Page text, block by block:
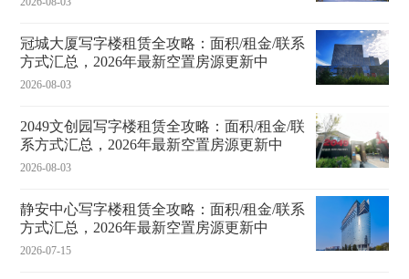
冠城大厦写字楼租赁全攻略：面积/租金/联系
方式汇总，2026年最新空置房源更新中
2026-08-03
2049文创园写字楼租赁全攻略：面积/租金/联
系方式汇总，2026年最新空置房源更新中
2026-08-03
静安中心写字楼租赁全攻略：面积/租金/联系
方式汇总，2026年最新空置房源更新中
2026-07-15